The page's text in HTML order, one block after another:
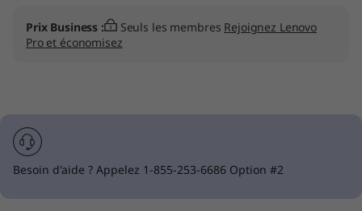
Prix Business : Seuls les membres Rejoignez Lenovo
Pro et économisez
Besoin d'aide ? Appelez 1-855-253-6686 Option #2